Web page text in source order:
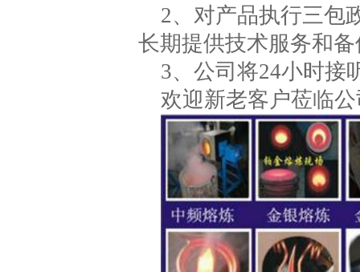
2、对产品执行三包
长期提供技术服务和备
3、公司将24小时接
欢迎新老客户莅临